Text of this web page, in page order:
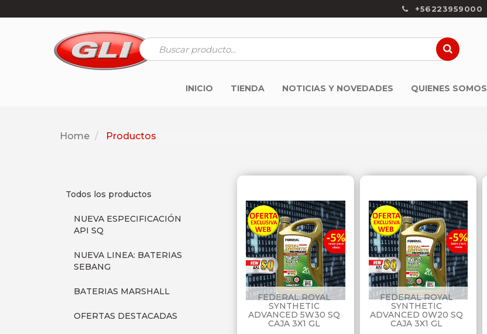
+56223959000
INICIO TIENDA NOTICIAS Y NOVEDADES QUIENES SOMOS
Home Productos
Todos los productos
NUEVA ESPECIFICACIÓN
API SQ
NUEVA LINEA: BATERIAS
SEBANG
BATERIAS MARSHALL
OFERTAS DESTACADAS
FEDERAL ROYAL
SYNTHETIC
ADVANCED 5W30 SQ
CAJA 3X1 GL
FEDERAL ROYAL
SYNTHETIC
ADVANCED 0W20 SQ
CAJA 3X1 GL